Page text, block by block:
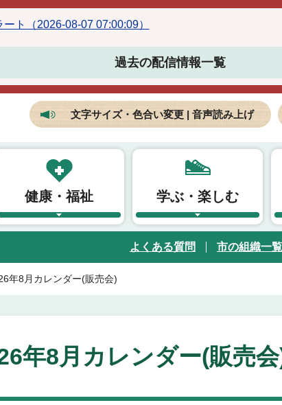
ト（2026-08-07 07:00:09）
過去の配信情報一覧
文字サイズ・色合い変更 | 音声読み上げ
健康・福祉 学ぶ・楽しむ
よくある質問 市の組織一覧
年8月カレンダー(販売会)
年8月カレンダー(販売